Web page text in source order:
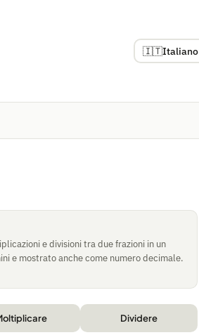
🇮🇹Italiano
e divisioni tra due frazioni in un
e mostrato anche come numero decimale.
Dividere